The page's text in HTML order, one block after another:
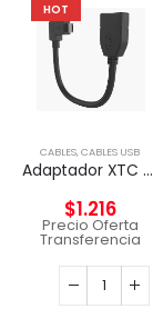
HOT
CABLES,CABLES USB
Adaptador XTC anfitrión micro-USB macho a USB-A hembra
$1.216
Precio Oferta
Transferencia